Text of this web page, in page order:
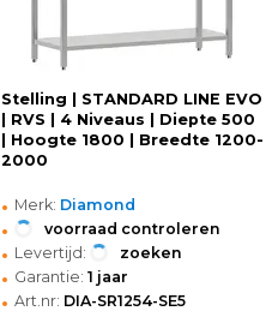
Stelling | STANDARD LINE EVO
| RVS | 4 Niveaus | Diepte 500
| Hoogte 1800 | Breedte 1200-
2000
• Merk: Diamond
• voorraad controleren
• Levertijd: zoeken
• Garantie: 1 jaar
• Art.nr: DIA-SR1254-SE5